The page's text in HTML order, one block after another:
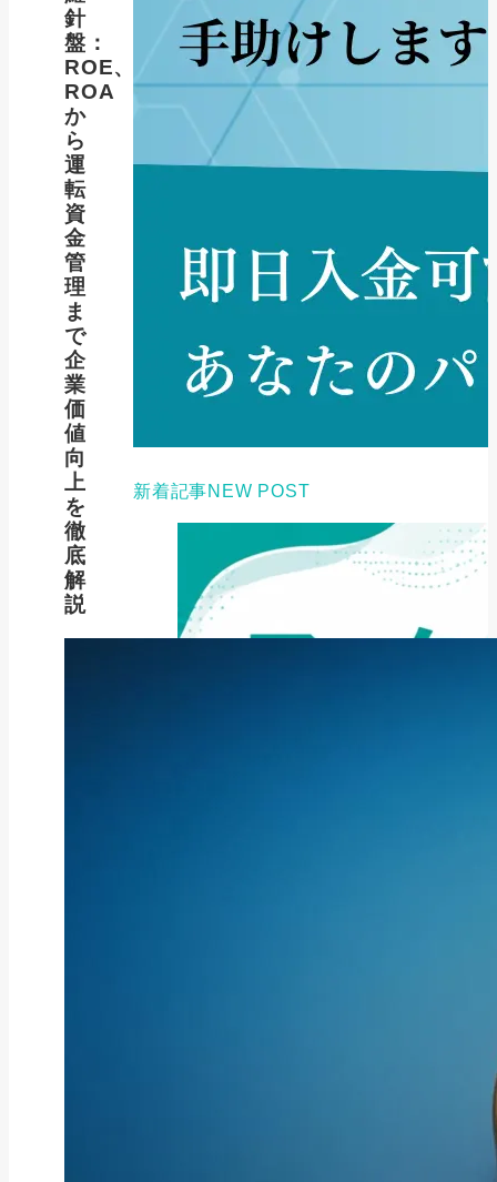
針
盤：
ROE、
ROA
か
ら
運
転
資
金
管
理
ま
で
企
業
価
値
向
上
を
徹
底
解
説
新着記事NEW POST